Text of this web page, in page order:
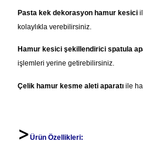
Pasta kek dekorasyon hamur kesici
kolaylıkla verebilirsiniz.
Hamur kesici şekillendirici spatula
işlemleri yerine getirebilirsiniz.
Çelik hamur kesme aleti aparatı ile
>Ürün Özellikleri: